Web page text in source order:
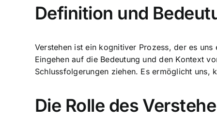
Definition und
Verstehen ist ein kognitiver Prozess, der es
Eingehen auf die Bedeutung und den Kontext
Schlussfolgerungen ziehen. Es ermöglicht uns,
Die Rolle des